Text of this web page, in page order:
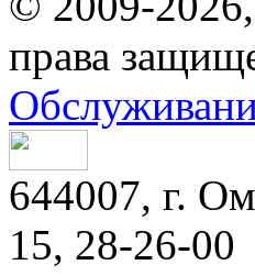
права
644007, г.
15, 28-26-00